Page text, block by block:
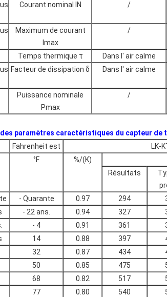
Courant nominal IN /
Maximum de courant
Imax
/
Temps thermique τ Dans l' air calme
Facteur de dissipation δ Dans l' air calme
Puissance nominale
Pmax
/
paramètres caractéristiques du capteur de
Fahrenheit est
LK-
°F %/(K)
Résultats
- Quarante 0.97 294
- 22 ans. 0.94 327
- 4 0.91 361
14 0.88 397
32 0.87 434
50 0.85 475
68 0.82 517
77 0.80 540